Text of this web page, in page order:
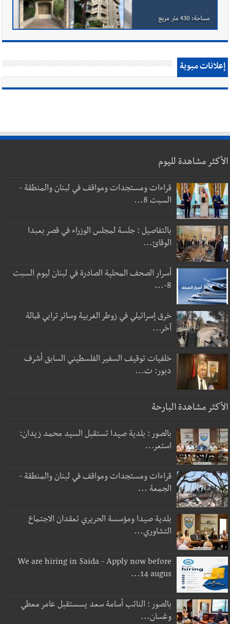
إعلانات مبوبة
الأكثر مشاهدة لليوم
قراءات ومستجدات ومواقف في لبنان والمنطقة -
السبت 8...
بالتفاصيل : جلسة لمجلس الوزراء في قصر بعبدا
الوقائ...
أسرار الصحف المحلية الصادرة في لبنان ليوم السبت
8-...
خرق إسرائيلي في زوطر الغربية وساتر ترابي قبالة
آخر...
خلفيات توقيف السفير الفلسطيني السابق أشرف
دبور: ت...
الأكثر مشاهدة البارحة
بالصور : بلدية صيدا تستقبل السيد محمد زيدان:
استعر...
قراءات ومستجدات ومواقف في لبنان والمنطقة -
الجمعة ...
بلدية صيدا ومؤسسة الحريري تعقدان الاجتماع
التشاوري...
We are hiring in Saida - Apply now before
14 augus...
بالصور : النائب أسامة سعد يسستقبل عامر معطي
وغسان...